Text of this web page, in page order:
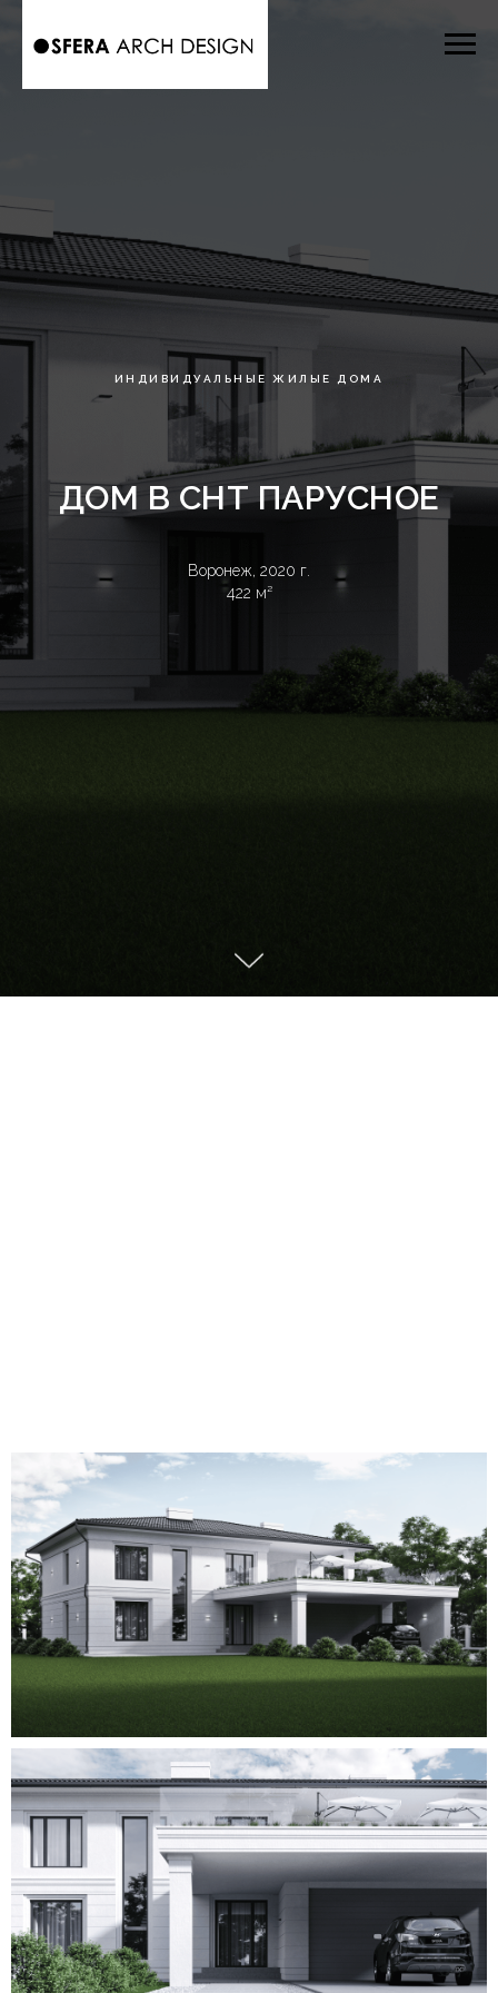
ИНДИВИДУАЛЬНЫЕ ЖИЛЫЕ ДОМА
ДОМ В СНТ ПАРУСНОЕ
Воронеж, 2020 г.
422 м²